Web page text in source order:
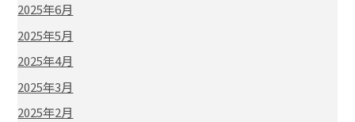
2025年6月
2025年5月
2025年4月
2025年3月
2025年2月